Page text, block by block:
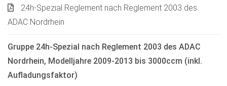
24h-Spezial Reglement nach Reglement 2003 des
ADAC Nordrhein
Gruppe 24h-Spezial nach Reglement 2003 des ADAC
Nordrhein, Modelljahre 2009-2013 bis 3000ccm (inkl.
Aufladungsfaktor)